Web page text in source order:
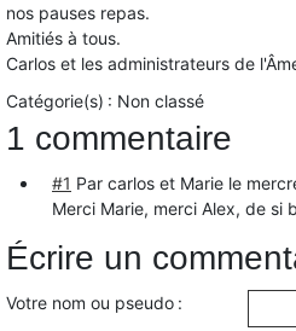
nos pauses repas.
Amitiés à tous.
Carlos et les administrateurs de
Catégorie(s) : Non classé
1 commentaire
#1 Par carlos et Marie le
Merci Marie, merci Alex, de si
Écrire un
Votre nom ou pseudo :